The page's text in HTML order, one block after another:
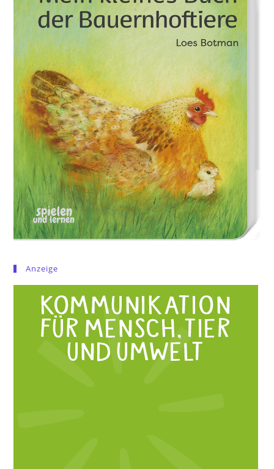
Anzeige